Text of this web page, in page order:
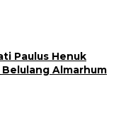
Paulus Henuk
Almarhum